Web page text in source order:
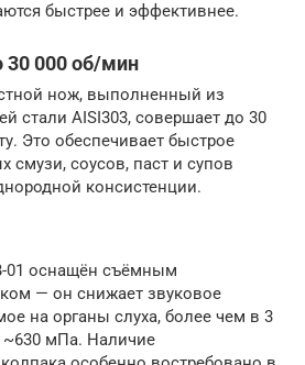
быстрее и эффективнее.
30 000 об/мин
нож, выполненный из
стали AISI303, совершает до 30
Это обеспечивает быстрое
смузи, соусов, паст и супов
консистенции.
01 оснащён съёмным
— он снижает звуковое
на органы слуха, более чем в 3
~630 мПа. Наличие